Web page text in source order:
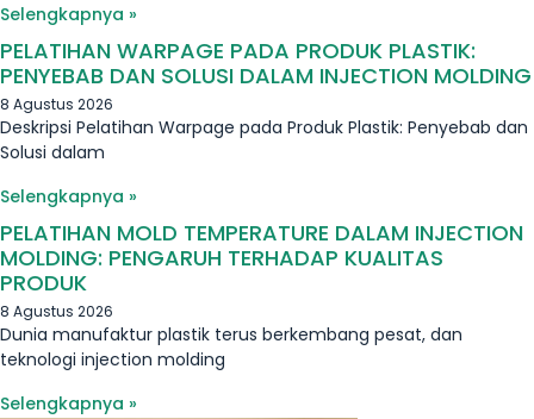
Selengkapnya »
PELATIHAN WARPAGE PADA PRODUK PLASTIK:
PENYEBAB DAN SOLUSI DALAM INJECTION MOLDING
8 Agustus 2026
Deskripsi Pelatihan Warpage pada Produk Plastik: Penyebab dan
Solusi dalam
Selengkapnya »
PELATIHAN MOLD TEMPERATURE DALAM INJECTION
MOLDING: PENGARUH TERHADAP KUALITAS
PRODUK
8 Agustus 2026
Dunia manufaktur plastik terus berkembang pesat, dan
teknologi injection molding
Selengkapnya »